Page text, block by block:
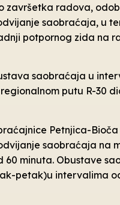
završetka radova,
saobraćaja, u
potpornog zida na
saobraćaja u
putu R-30
Petnjica-
saobraćaja na
minuta. Obustave
petak)u intervalima